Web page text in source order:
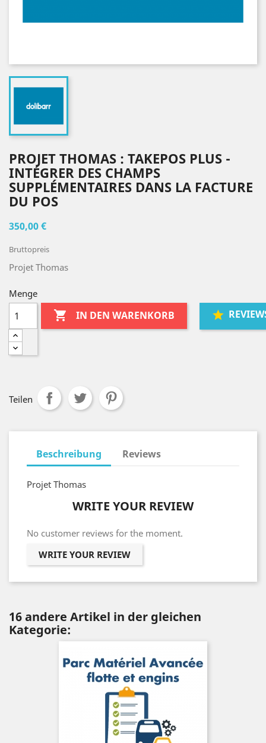
PROJET THOMAS : TAKEPOS PLUS -
INTÉGRER DES CHAMPS
SUPPLÉMENTAIRES DANS LA FACTURE
DU POS
350,00 €
Bruttopreis
Projet Thomas
Menge
 IN DEN WARENKORB
Teilen
Beschreibung Reviews
Projet Thomas
WRITE YOUR REVIEW
No customer reviews for the moment.
WRITE YOUR REVIEW
16 andere Artikel in der gleichen
Kategorie: